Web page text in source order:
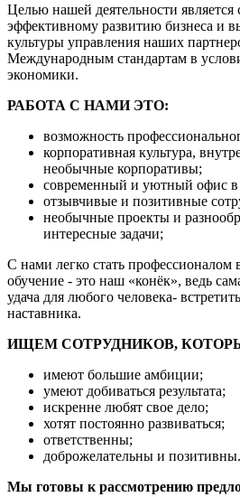
Целью нашей деятельности является
эффективному развитию бизнеса и
культуры управления наших
Международным стандартам в
экономики.
РАБОТА С НАМИ ЭТО:
возможность
корпоративная культура,
необычные корпоративы;
современный и уютный офис в
отзывчивые и позитивные
необычные проекты и
интересные задачи;
С нами легко стать профессионалом
обучение - это наш «конёк», ведь
удача для любого человека-
наставника.
ИЩЕМ СОТРУДНИКОВ,
имеют большие амбиции;
умеют добиваться результата;
искренне любят свое дело;
хотят постоянно развиваться;
ответственны;
доброжелательны и позитивны.
Мы готовы к рассмотрению